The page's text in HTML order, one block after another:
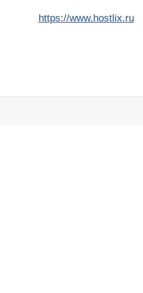
https://www.hostlix.ru